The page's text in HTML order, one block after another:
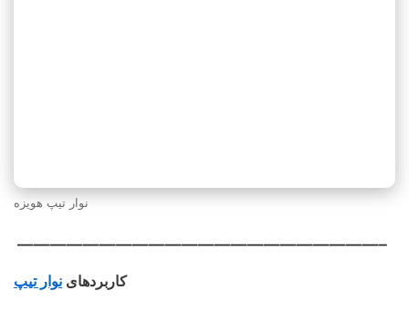
نوار تیپ هویزه
——————————————————————–
کاربردهای نوار تیپ